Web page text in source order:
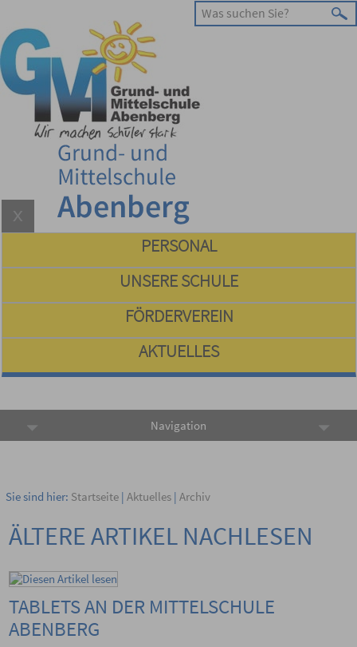
PERSONAL
UNSERE SCHULE
FÖRDERVEREIN
AKTUELLES
Navigation
Sie sind hier: Startseite| Aktuelles| Archiv
ÄLTERE ARTIKEL NACHLESEN
TABLETS AN DER MITTELSCHULE
ABENBERG